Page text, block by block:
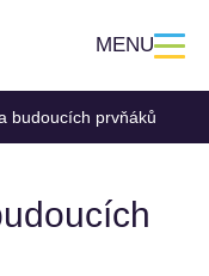
MENU
budoucích prvňáků